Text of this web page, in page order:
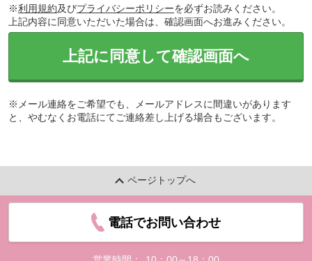
※利用規約及びプライバシーポリシーを必ずお読みください。
上記内容に同意いただいた場合は、確認画面へお進みください。
上記に同意して確認画面へ
※メール連絡をご希望でも、メールアドレスに間違いがあります
と、やむなくお電話にてご連絡差し上げる場合もございます。
ページトップへ
電話でお問い合わせ